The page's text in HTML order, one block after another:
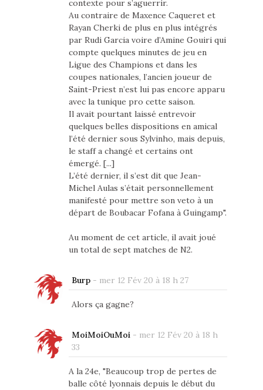
contexte pour s’aguerrir.
Au contraire de Maxence Caqueret et
Rayan Cherki de plus en plus intégrés
par Rudi Garcia voire d’Amine Gouiri qui
compte quelques minutes de jeu en
Ligue des Champions et dans les
coupes nationales, l’ancien joueur de
Saint-Priest n’est lui pas encore apparu
avec la tunique pro cette saison.
Il avait pourtant laissé entrevoir
quelques belles dispositions en amical
l’été dernier sous Sylvinho, mais depuis,
le staff a changé et certains ont
émergé. [...]
L’été dernier, il s’est dit que Jean-
Michel Aulas s’était personnellement
manifesté pour mettre son veto à un
départ de Boubacar Fofana à Guingamp".
Au moment de cet article, il avait joué
un total de sept matches de N2.
Burp- mer 12 Fév 20 à 18 h 27
Alors ça gagne?
MoiMoiOuMoi- mer 12 Fév 20 à 18 h
33
A la 24e, "Beaucoup trop de pertes de
balle côté lyonnais depuis le début du